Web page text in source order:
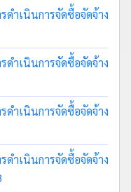
ดำเนินการจัดซื้อจัดจ้าง ป
ดำเนินการจัดซื้อจัดจ้าง ปร
ดำเนินการจัดซื้อจัดจ้าง ปร
ดำเนินการจัดซื้อจัดจ้าง ปร